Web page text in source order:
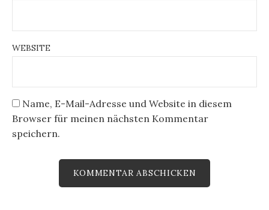
WEBSITE
Name, E-Mail-Adresse und Website in diesem
Browser für meinen nächsten Kommentar
speichern.